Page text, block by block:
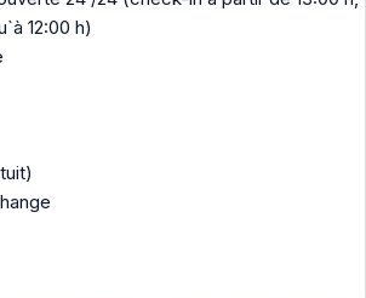
12:00 h)